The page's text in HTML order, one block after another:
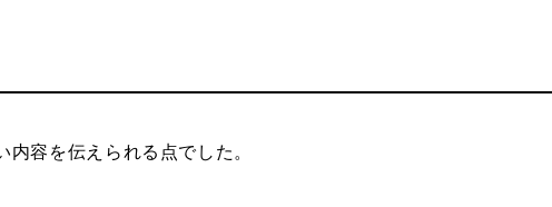
容を伝えられる点でした。